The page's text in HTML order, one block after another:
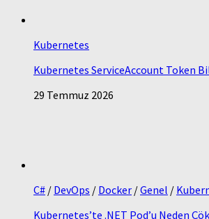
Kubernetes
Kubernetes ServiceAccount Token
29 Temmuz 2026
C# / DevOps / Docker /Genel /
Kubernetes’te .NET Pod’u Neden